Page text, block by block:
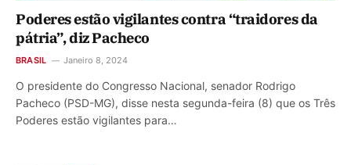
Poderes estão vigilantes contra “traidores da
pátria”, diz Pacheco
BRASIL Janeiro 8, 2024
O presidente do Congresso Nacional, senador Rodrigo
Pacheco (PSD-MG), disse nesta segunda-feira (8) que os Três
Poderes estão vigilantes para…